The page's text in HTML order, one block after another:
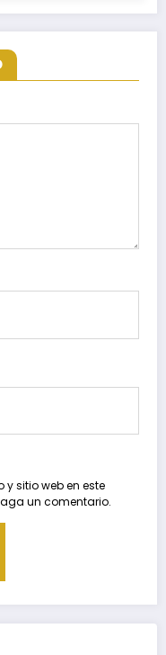
sitio web en este
un comentario.